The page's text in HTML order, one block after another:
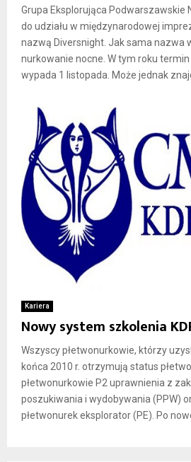
Grupa Eksplorująca Podwarszawskie
do udziału w międzynarodowej
nazwą Diversnight. Jak sama nazwa
nurkowanie nocne. W tym roku
wypada 1 listopada. Może jednak
Kariera
Nowy system szkolenia
Wszyscy płetwonurkowie, którzy
końca 2010 r. otrzymują status
płetwonurkowie P2 uprawnienia z
poszukiwania i wydobywania (PPW)
płetwonurek eksplorator (PE). Po